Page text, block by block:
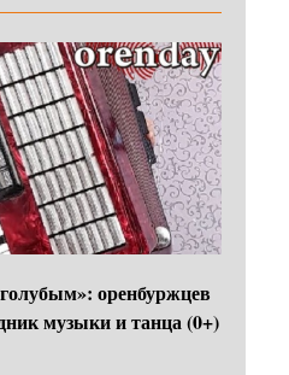
оренбуржцев
музыки и танца (0+)